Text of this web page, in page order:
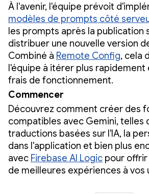
À l'avenir, l'équipe prévoit
modèles de prompts côté
les prompts après la publication
distribuer une nouvelle version
Combiné à Remote Config, cela
l'équipe à itérer plus rapidement
frais de fonctionnement.
Commencer
Découvrez comment créer des
compatibles avec Gemini, telles
traductions basées sur l'IA, la
dans l'application et bien plus
avec Firebase AI Logic pour
de meilleures expériences à vos